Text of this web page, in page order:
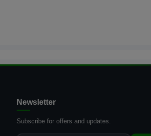
Newsletter
Subscribe for offers and updates.